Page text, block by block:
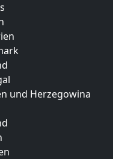
und Herzegowina